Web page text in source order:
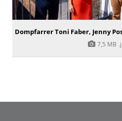
7,5 MB